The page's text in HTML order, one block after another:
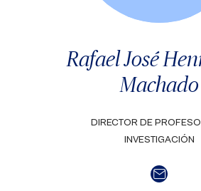
Rafael José
Machado
DIRECTOR DE
INVESTIGACIÓN